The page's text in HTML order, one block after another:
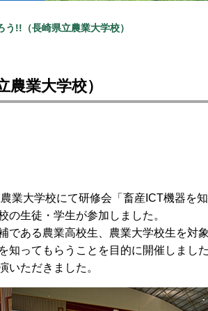
う!!（長崎県立農業大学校）
業大学校）
業大学校にて研修会「畜産ICT機器を
の生徒・学生が参加しました。
である農業高校生、農業大学校生を対
知ってもらうことを目的に開催しまし
いただきました。